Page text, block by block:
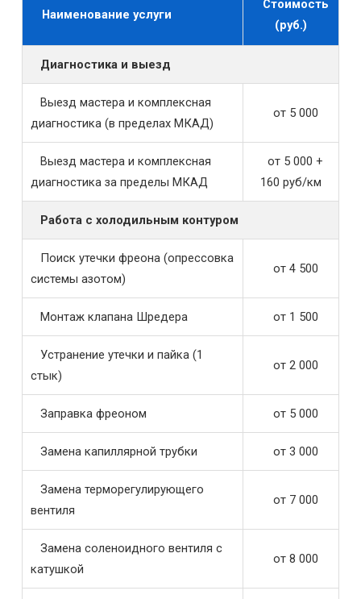
Наименование услуги
Стоимость
(руб.)
Диагностика и выезд
Выезд мастера и комплексная
диагностика (в пределах МКАД)
от 5 000
Выезд мастера и комплексная
диагностика за пределы МКАД
от 5 000 +
160 руб/км
Работа с холодильным контуром
Поиск утечки фреона (опрессовка
системы азотом)
от 4 500
Монтаж клапана Шредера от 1 500
Устранение утечки и пайка (1
стык)
от 2 000
Заправка фреоном от 5 000
Замена капиллярной трубки от 3 000
Замена терморегулирующего
вентиля
от 7 000
Замена соленоидного вентиля с
катушкой
от 8 000